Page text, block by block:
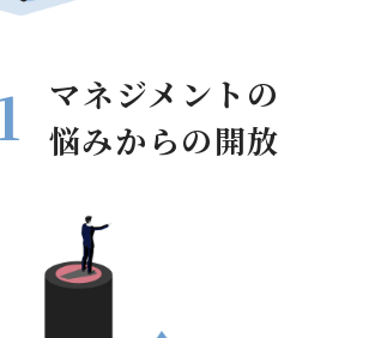
マネジメントの
悩みからの開放